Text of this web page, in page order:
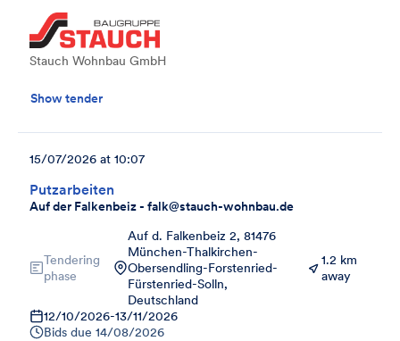
Stauch Wohnbau GmbH
Show tender
Putzarbeiten
Auf der Falkenbeiz - falk@stauch-wohnbau.de
15/07/2026 at 10:07
Tendering
phase
Auf d. Falkenbeiz 2, 81476
München-Thalkirchen-
Obersendling-Forstenried-
Fürstenried-Solln,
Deutschland
1.2 km
away
12/10/2026-13/11/2026
Bids due 14/08/2026